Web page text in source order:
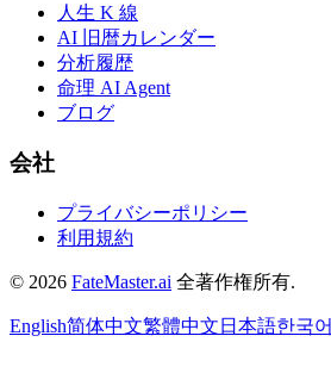
人生 K 線
AI 旧暦カレンダー
分析履歴
命理 AI Agent
ブログ
会社
プライバシーポリシー
利用規約
© 2026 FateMaster.ai 全著作権所有.
English简体中文繁體中文 日本語한국어